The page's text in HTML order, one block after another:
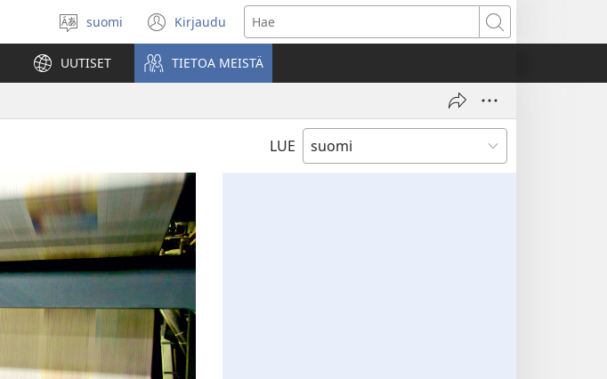
Valitse
kieli
suomi Kirjaudu
(avaa
uuden
ikkunan)
Hae
UUTISET TIETOA MEISTÄ
LUE